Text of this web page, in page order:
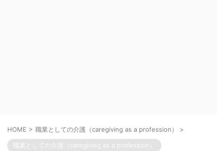
HOME > 職業としての介護（caregiving as a profession） >
職業としての介護（caregiving as a profession）